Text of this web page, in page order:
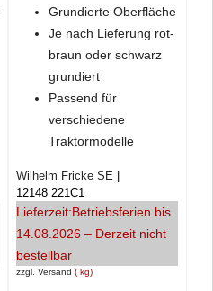
Grundierte Oberfläche
Je nach Lieferung rot-
braun oder schwarz
grundiert
Passend für
verschiedene
Traktormodelle
zzgl. Versand kg
Wilhelm Fricke SE
12148 221C1
Lieferzeit:Betriebsferien bis
14.08.2026 – Derzeit nicht
bestellbar